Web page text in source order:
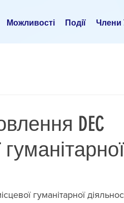
Можливості Події Члени
DEC
гуманітарної